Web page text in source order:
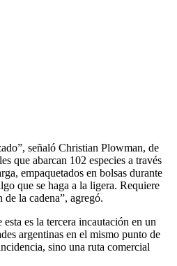
señaló Christian Plowman, de
que abarcan 102 especies a través
empaquetados en bolsas durante
que se haga a la ligera. Requiere
la cadena”, agregó.
es la tercera incautación en un
argentinas en el mismo punto de
sino una ruta comercial